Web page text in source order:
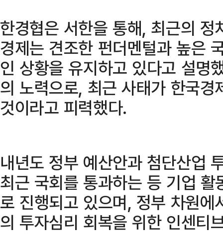
한경협은 서한을 통해, 최근의
경제는 견조한 펀더멘털과 높은
인 상황을 유지하고 있다고 설명
의 노력으로, 최근 사태가 한국
것이라고 피력했다.
내년도 정부 예산안과 첨단산업
최근 국회를 통과하는 등 기업
로 진행되고 있으며, 정부 차원
의 투자심리 회복을 위한 인센티